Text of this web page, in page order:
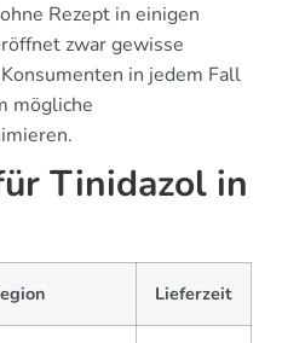
Rezept in einigen
zwar gewisse
in jedem Fall
mögliche
Tinidazol in
Lieferzeit